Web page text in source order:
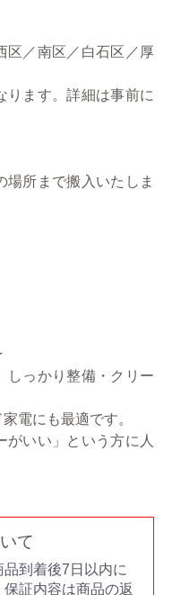
区／南区／白石区／厚
ます。詳細は事前に
所まで搬入いたしま
しっかり整備・クリー
電にも最適です。
がいい」という方に人
て
到着後7日以内に
証内容は商品の返